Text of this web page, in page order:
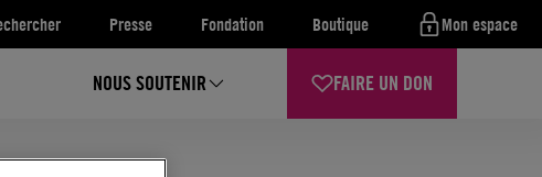
Presse Fondation Boutique Mon espace
NOUS SOUTENIR FAIRE UN DON